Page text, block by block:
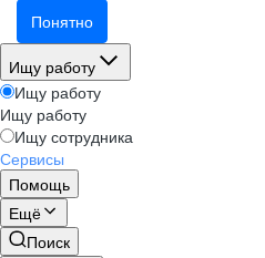
Понятно
Ищу работу
Ищу работу
Ищу работу
Ищу сотрудника
Сервисы
Помощь
Ещё
Поиск